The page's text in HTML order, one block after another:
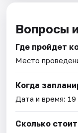
Вопросы
Где пройдет
Место
Когда
Дата и время:
Сколько